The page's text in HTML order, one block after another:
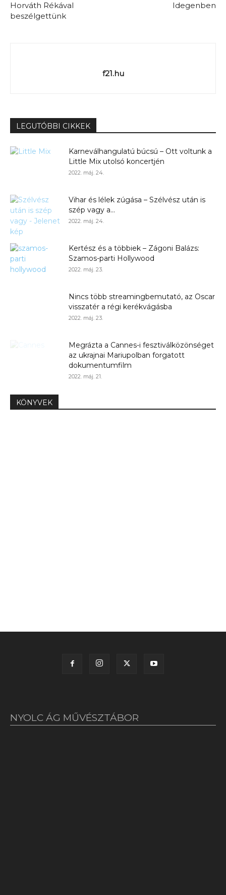
Horváth Rékával
beszélgettünk
Idegenben
f21.hu
LEGUTÓBBI CIKKEK
Karneválhangulatú búcsú – Ott voltunk a
Little Mix utolsó koncertjén
2022. máj. 24.
Vihar és lélek zúgása – Szélvész után is
szép vagy a...
2022. máj. 24.
Kertész és a többiek – Zágoni Balázs:
Szamos-parti Hollywood
2022. máj. 23.
Nincs több streamingbemutató, az Oscar
visszatér a régi kerékvágásba
2022. máj. 23.
Megrázta a Cannes-i fesztiválközönséget
az ukrajnai Mariupolban forgatott
dokumentumfilm
2022. máj. 21.
KÖNYVEK
NYOLC ÁG MŰVÉSZTÁBOR